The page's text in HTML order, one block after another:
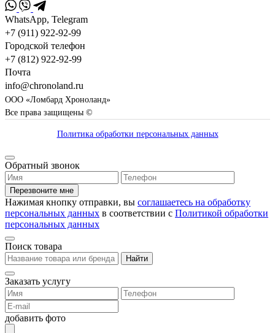
WhatsApp, Telegram
+7 (911) 922-92-99
Городской телефон
+7 (812) 922-92-99
Почта
info@chronoland.ru
ООО «Ломбард Хроноланд»
Все права защищены ©
Политика обработки персональных данных
Обратный звонок
Перезвоните мне
Нажимая кнопку отправки, вы соглашаетесь на обработку
персональных данных в соответствии с Политикой обработки
персональных данных
Поиск товара
Найти
Заказать услугу
добавить фото